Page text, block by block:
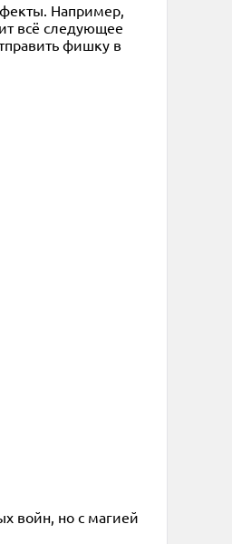
Например,
всё следующее
фишку в
войн, но с магией